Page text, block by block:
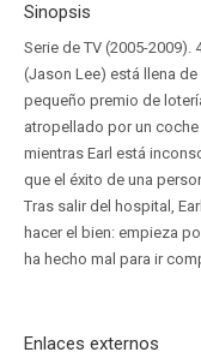
Sinopsis
Serie de TV (2005-2009).
(Jason Lee) está llena
pequeño premio de
atropellado por un
mientras Earl está
que el éxito de una
Tras salir del hospital,
hacer el bien: empieza
ha hecho mal para ir
Enlaces externos